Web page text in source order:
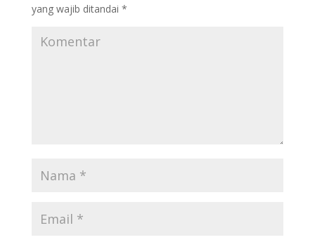
yang wajib ditandai *